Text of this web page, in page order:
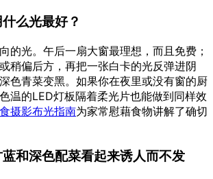
么光最好？
的光。午后一扇大窗最理想，而且免费；
稍偏后方，再把一张白卡的光反弹进阴
色青菜变黑。如果你在夜里或没有窗的厨
温的LED灯板隔着柔光片也能做到同样效
摄影布光指南为家常慰藉食物讲解了确切
和深色配菜看起来诱人而不发